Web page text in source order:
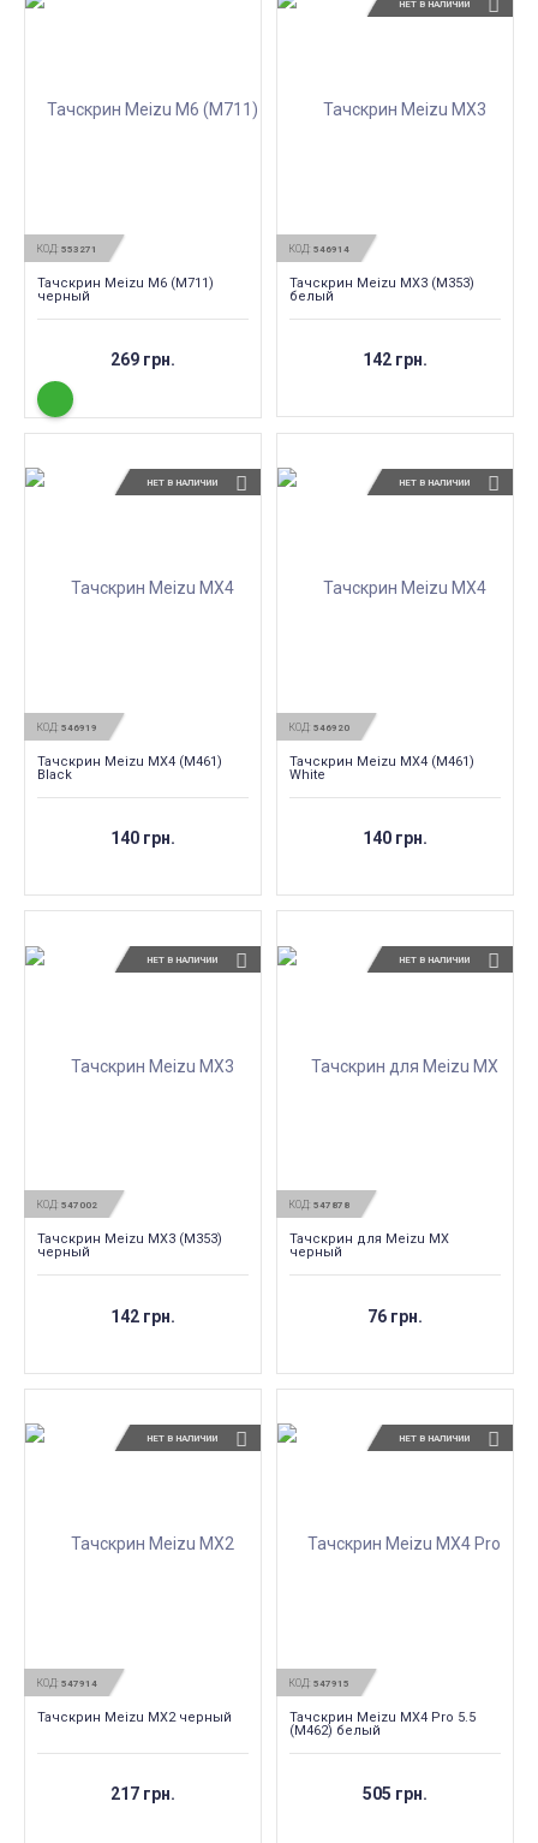
КОД: 553271
Тачскрин Meizu M6 (M711)
черный
269 грн.
НЕТ В НАЛИЧИИ
КОД: 546914
Тачскрин Meizu MX3 (M353)
белый
142 грн.
НЕТ В НАЛИЧИИ
КОД: 546919
Тачскрин Meizu MX4 (M461)
Black
140 грн.
НЕТ В НАЛИЧИИ
КОД: 546920
Тачскрин Meizu MX4 (M461)
White
140 грн.
НЕТ В НАЛИЧИИ
КОД: 547002
Тачскрин Meizu MX3 (M353)
черный
142 грн.
НЕТ В НАЛИЧИИ
КОД: 547878
Тачскрин для Meizu MX
черный
76 грн.
НЕТ В НАЛИЧИИ
КОД: 547914
Тачскрин Meizu MX2 черный
217 грн.
НЕТ В НАЛИЧИИ
КОД: 547915
Тачскрин Meizu MX4 Pro 5.5
(M462) белый
505 грн.